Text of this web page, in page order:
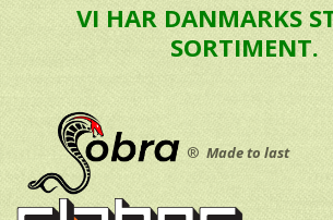
VI HAR DANMARKS
SORTIMENT.
® Made to last